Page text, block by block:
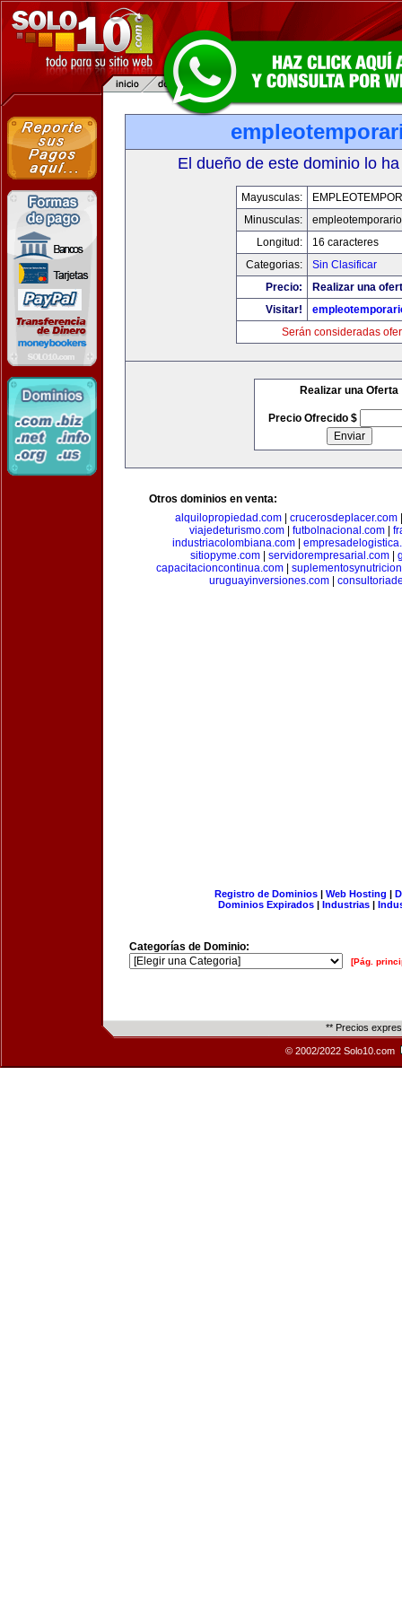
El dueño de este dominio lo
Mayusculas:
Minusculas:
Longitud:
16 caracteres
Categorias:
Sin Clasificar
Precio:
Realizar una
Visitar!
Serán consideradas
Realizar una Oferta
Precio Ofrecido $
Otros dominios en venta:
alquilopropiedad.com| crucerosdeplacer.com
viajedeturismo.com| futbolnacional.com|
industriacolombiana.com|
sitiopyme.com| servidorempresarial.com|
capacitacioncontinua.com
uruguayinversiones.com
Registro de Dominios| Web Hosting |
Dominios Expirados | Industrias |
Categorías de Dominio:
[Pág.
** Precios
© 2002/2022 Solo10.com